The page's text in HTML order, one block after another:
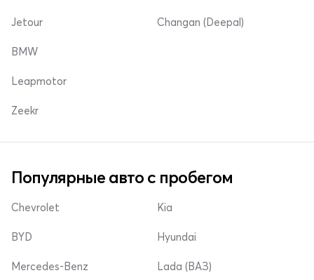
Jetour Changan (Deepal)
BMW
Leapmotor
Zeekr
Популярные авто с пробегом
Chevrolet
BYD
Mercedes-Benz
Kia
Hyundai
Lada (ВАЗ)